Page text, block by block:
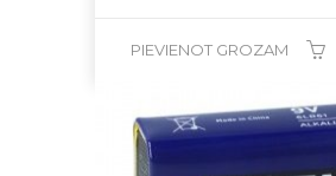
PIEVIENOT GROZAM